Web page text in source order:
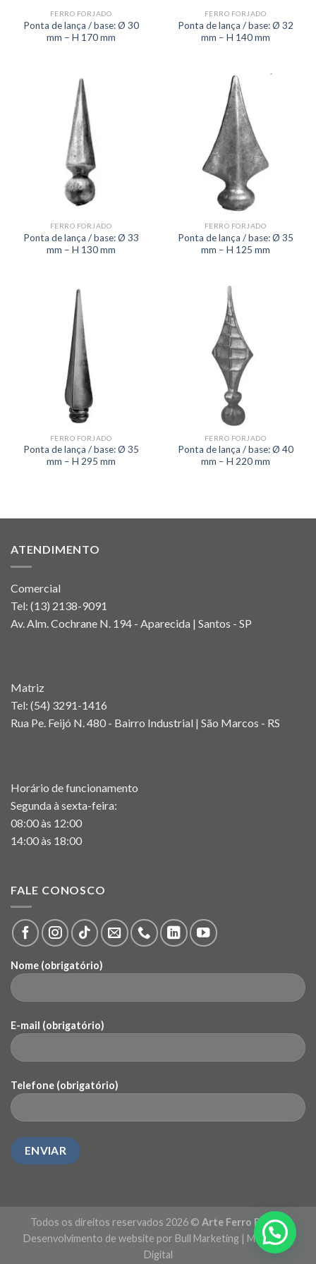
FERRO FORJADO
Ponta de lança / base: Ø 30
mm – H 170 mm
FERRO FORJADO
Ponta de lança / base: Ø 32
mm – H 140 mm
FERRO FORJADO
Ponta de lança / base: Ø 33
mm – H 130 mm
FERRO FORJADO
Ponta de lança / base: Ø 35
mm – H 125 mm
FERRO FORJADO
Ponta de lança / base: Ø 35
mm – H 295 mm
FERRO FORJADO
Ponta de lança / base: Ø 40
mm – H 220 mm
ATENDIMENTO
Comercial
Tel: (13) 2138-9091
Av. Alm. Cochrane N. 194 - Aparecida | Santos - SP
Matriz
Tel: (54) 3291-1416
Rua Pe. Feijó N. 480 - Bairro Industrial | São Marcos - RS
Horário de funcionamento
Segunda à sexta-feira:
08:00 às 12:00
14:00 às 18:00
FALE CONOSCO
Nome (obrigatório)
E-mail (obrigatório)
Telefone (obrigatório)
Todos os direitos reservados 2026 © Arte Ferro Brasil|
Desenvolvimento de website por Bull Marketing | Marketing
Digital